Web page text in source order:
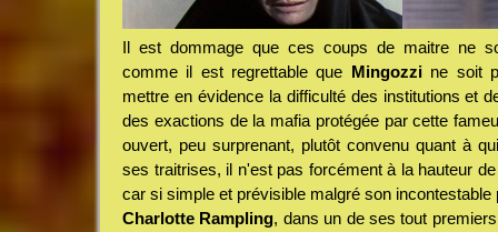
Il est dommage que ces coups de maitre ne
comme il est regrettable que Mingozzine soit
mettre en évidence la difficulté des institutions et
des exactions de la mafia protégée par cette
ouvert, peu surprenant, plutôt convenu quant à
ses traitrises, il n'est pas forcément à la hauteur
car si simple et prévisible malgré son
Charlotte Rampling, dans un de ses tout